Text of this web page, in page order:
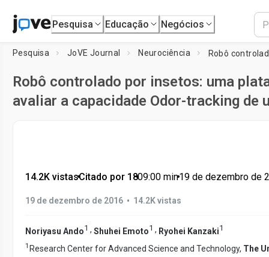
Pesquisa Educação Negócios
Pesquisa JoVE Journal Neurociência
Robô controlado por insetos: uma
avaliar a capacidade Odor-tracking de
14.2K vistas•Citado por 18•09:00 min•19 de dezembro de
19 de dezembro de 2016 • 14.2K vistas
Noriyasu Ando1 , Shuhei Emoto1 , Ryohei Kanzaki1
1 Research Center for Advanced Science and Technology, The